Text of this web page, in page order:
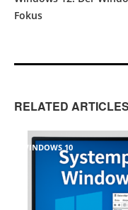
Fokus
RELATED ARTICLES
WINDOWS 10